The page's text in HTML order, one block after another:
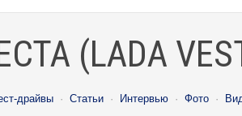
(LADA
драйвы · Статьи · Интервью · Фото ·